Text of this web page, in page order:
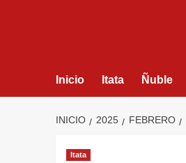
Inicio Itata Ñuble
INICIO 2025 FEBRERO
Itata